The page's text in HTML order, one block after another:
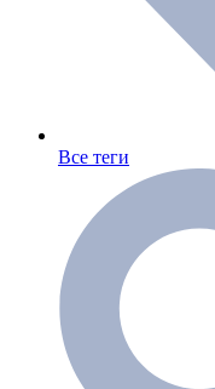
Все теги